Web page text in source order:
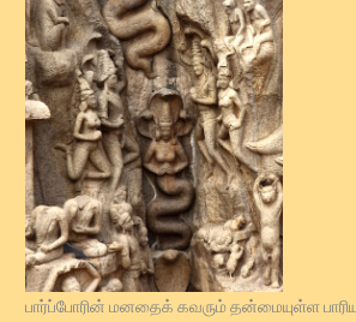
பார்ப்போரின் மனதைக் கவரும் தன்மையுள்ள பாரிய